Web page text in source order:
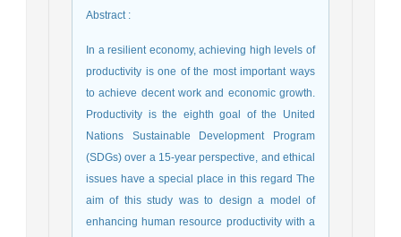
Abstract:
In a resilient economy, achieving high levels of
productivity is one of the most important ways
to achieve decent work and economic growth.
Productivity is the eighth goal of the United
Nations Sustainable Development Program
(SDGs) over a 15-year perspective, and ethical
issues have a special place in this regard The
aim of this study was to design a model of
enhancing human resource productivity with a